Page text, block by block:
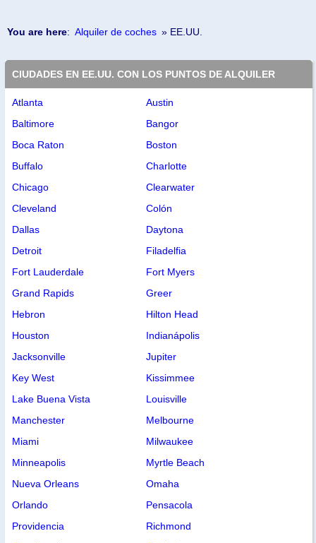
You are here: Alquiler de coches » EE.UU.
CIUDADES EN EE.UU. CON LOS PUNTOS DE ALQUILER
Atlanta
Austin
Baltimore
Bangor
Boca Raton
Boston
Buffalo
Charlotte
Chicago
Clearwater
Cleveland
Colón
Dallas
Daytona
Detroit
Filadelfia
Fort Lauderdale
Fort Myers
Grand Rapids
Greer
Hebron
Hilton Head
Houston
Indianápolis
Jacksonville
Jupiter
Key West
Kissimmee
Lake Buena Vista
Louisville
Manchester
Melbourne
Miami
Milwaukee
Minneapolis
Myrtle Beach
Nueva Orleans
Omaha
Orlando
Pensacola
Providencia
Richmond